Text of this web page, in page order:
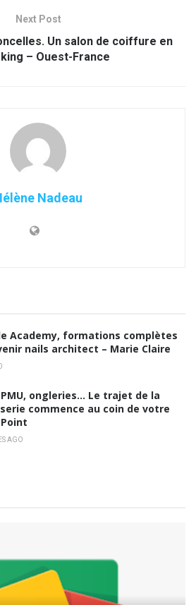
Next Post
Un salon de coiffure en
– Ouest-France
Nadeau
Academy, formations complètes
nails architect – Marie Claire
PMU, ongleries… Le trajet de la
commence au coin de votre
AGO